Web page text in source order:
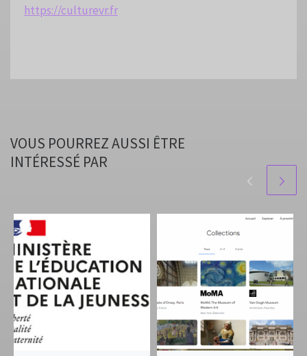
https://culturevr.fr
VOUS POURREZ AUSSI ÊTRE
INTÉRESSÉ PAR